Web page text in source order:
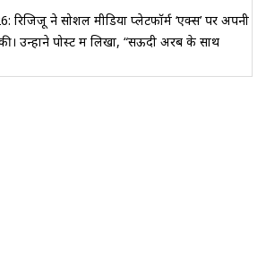
ने सोशल मीडिया प्लेटफॉर्म ‘एक्स’ पर अपनी
की। उन्होंने पोस्ट में लिखा, “सऊदी अरब के साथ